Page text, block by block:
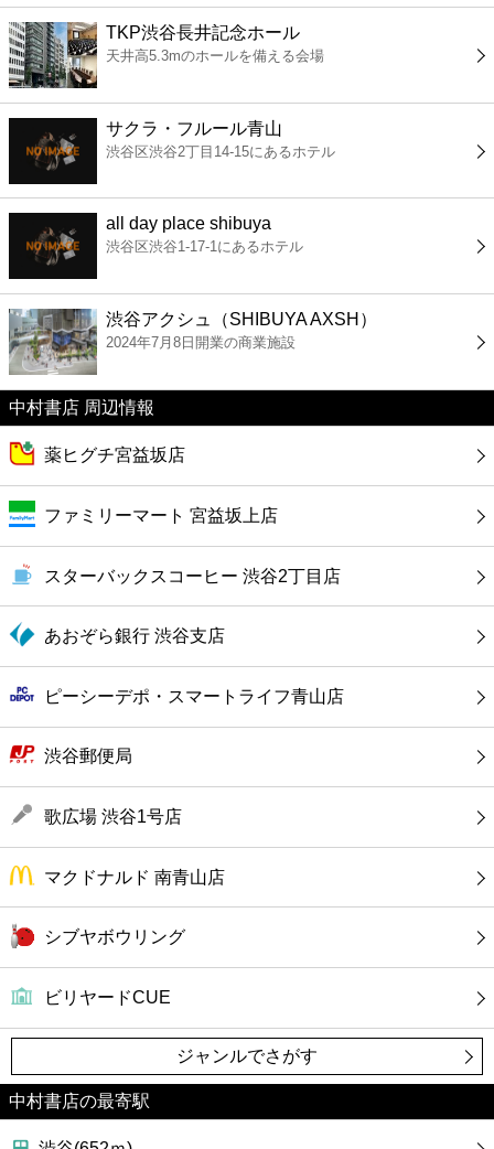
エンタメ
レジャー
書店
ファミレス
ファーストフード
カフェ
ショッピング
銀行
公共
ホテル
TKP渋谷長井記念ホール
天井高5.3mのホールを備える会場
サクラ・フルール青山
渋谷区渋谷2丁目14-15にあるホテル
all day place shibuya
渋谷区渋谷1-17-1にあるホテル
渋谷アクシュ（SHIBUYA AXSH）
2024年7月8日開業の商業施設
中村書店 周辺情報
薬ヒグチ宮益坂店
ファミリーマート 宮益坂上店
スターバックスコーヒー 渋谷2丁目店
あおぞら銀行 渋谷支店
ピーシーデポ・スマートライフ青山店
渋谷郵便局
歌広場 渋谷1号店
マクドナルド 南青山店
シブヤボウリング
ビリヤードCUE
ジャンルでさがす
中村書店の最寄駅